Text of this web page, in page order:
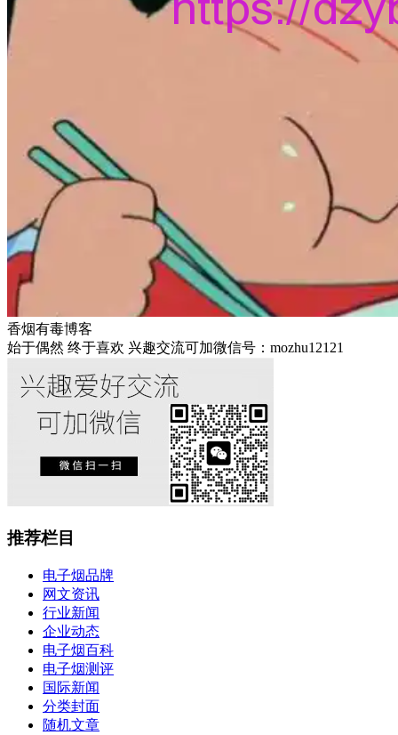
香烟有毒博客
始于偶然 终于喜欢 兴趣交流可加微信号：mozhu12121
推荐栏目
电子烟品牌
网文资讯
行业新闻
企业动态
电子烟百科
电子烟测评
国际新闻
分类封面
随机文章